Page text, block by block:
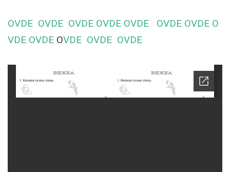
OVDE OVDE OVDE OVDE OVDE OVDE OVDE O
VDE OVDE OVDE OVDE OVDE